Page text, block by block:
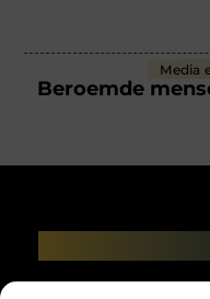
Media
Beroemde